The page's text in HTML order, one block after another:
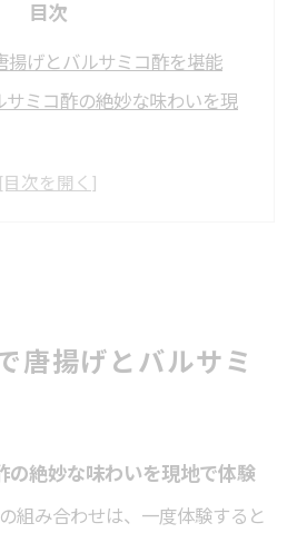
目次
揚げとバルサミコ酢を堪能
サミコ酢の絶妙な味わいを現
揚げが旅の楽しさを広げる理
を感じる唐揚げの楽しみ方
広げる唐揚げの新世界
サミコ酢の組み合わせが生む
唐揚げとバルサミ
の絶妙な味わいを現地で体験
組み合わせは、一度体験すると